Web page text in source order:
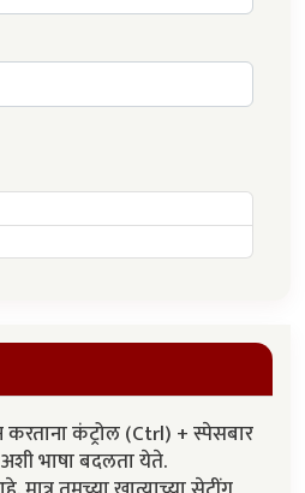
कंट्रोल (Ctrl) + स्पेसबार
भाषा बदलता येते.